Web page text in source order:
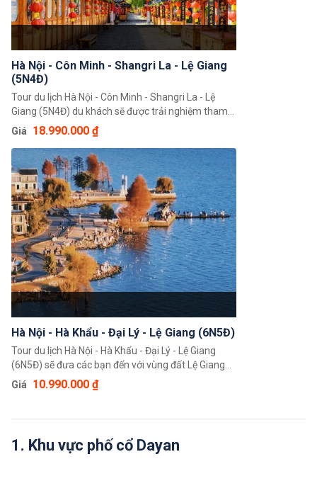
Hà Nội - Côn Minh - Shangri La - Lệ Giang
(5N4Đ)
Tour du lịch Hà Nội - Côn Minh - Shangri La - Lệ
Giang (5N4Đ) du khách sẽ được trải nghiệm tham
quan, khám phá những cảnh đẹp tuyệt vời với
những ngọn đồi xanh, hồ nước đẹp và đô thị hoa
bạt ngàn. Đây thực sự sẽ là một trải nghiệm đáng
nhớ của du khách về thiên nhiên con người và cả
văn hoá của xứ Trung Hoa.
Giá 18.990.000 ₫
Hà Nội - Hà Khẩu - Đại Lý - Lệ Giang (6N5Đ)
Tour du lịch Hà Nội - Hà Khẩu - Đại Lý - Lệ Giang
(6N5Đ) sẽ đưa các bạn đến với vùng đất Lệ Giang
nổi tiếng với phong cảnh đẹp như tranh vẽ với
những con đường đèo, dòng sông xanh, thị trấn cổ
những công trình kiến trúc cổ, văn hoá và ẩm thực
Giá 10.990.000 ₫
1. Khu vực phố cổ Dayan